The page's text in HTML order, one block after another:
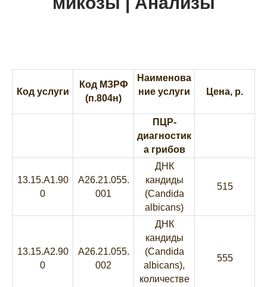
Код услуги
Код МЗРФ
(п.804н)
Наименова
ние услуги
Цена, р.
ПЦР-
диагностик
а грибов
13.15.A1.90
0
A26.21.055.
001
ДНК
кандиды
(Candida
albicans)
515
13.15.A2.90
0
A26.21.055.
002
ДНК
кандиды
(Сandida
albicans),
количестве
555